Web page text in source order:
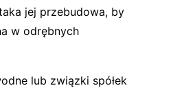
jej przebudowa, by
w odrębnych
lub związki spółek